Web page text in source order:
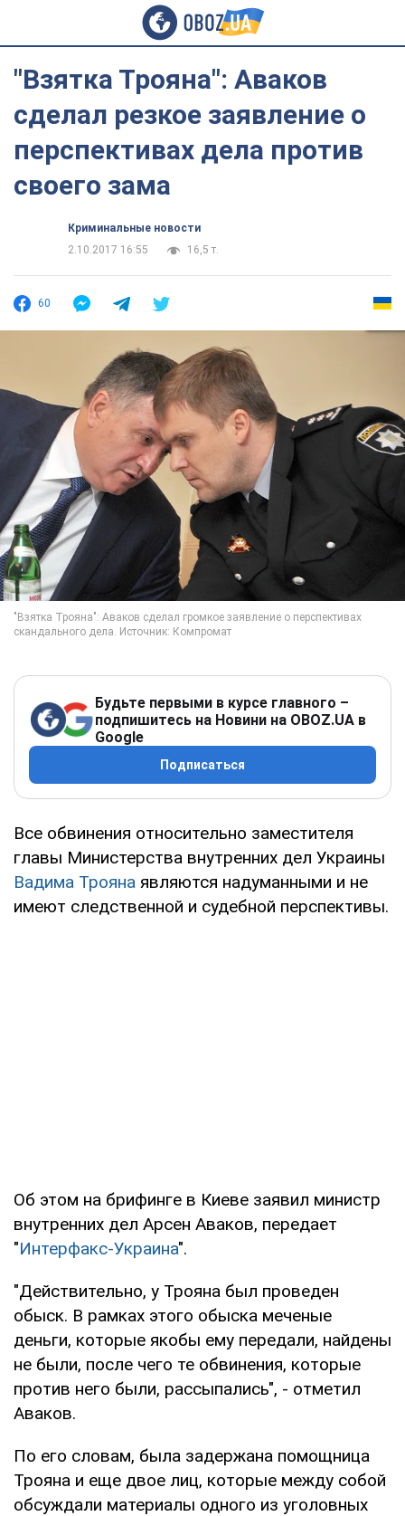
"Взятка Трояна": Аваков
сделал резкое заявление о
перспективах дела против
своего зама
Криминальные новости
2.10.2017 16:55
16,5 т.
60
Будьте первыми в курсе главного –
подпишитесь на Новини на OBOZ.UA в
Google
Подписаться
Все обвинения относительно заместителя
главы Министерства внутренних дел Украины
Вадима Трояна являются надуманными и не
имеют следственной и судебной перспективы.
Об этом на брифинге в Киеве заявил министр
внутренних дел Арсен Аваков, передает
"Интерфакс-Украина".
"Действительно, у Трояна был проведен
обыск. В рамках этого обыска меченые
деньги, которые якобы ему передали, найдены
не были, после чего те обвинения, которые
против него были, рассыпались", - отметил
Аваков.
По его словам, была задержана помощница
Трояна и еще двое лиц, которые между собой
обсуждали материалы одного из уголовных